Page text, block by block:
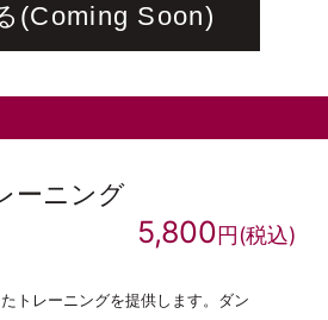
(Coming Soon)
ーニング
5,800円(税込)
トレーニングを提供します。ダン